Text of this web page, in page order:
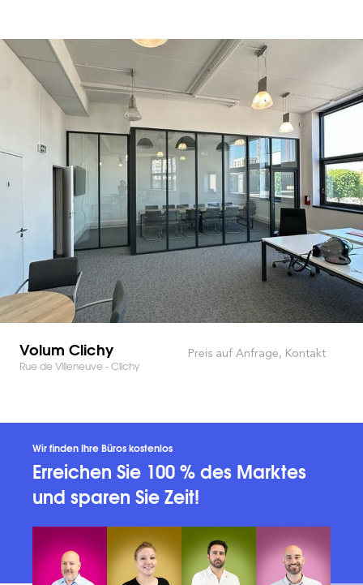
Volum Clichy
Rue de Villeneuve - Clichy
Preis auf Anfrage, Kontakt
Wir finden Ihre Büros kostenlos
Erreichen Sie 100 % des Marktes
und sparen Sie Zeit!